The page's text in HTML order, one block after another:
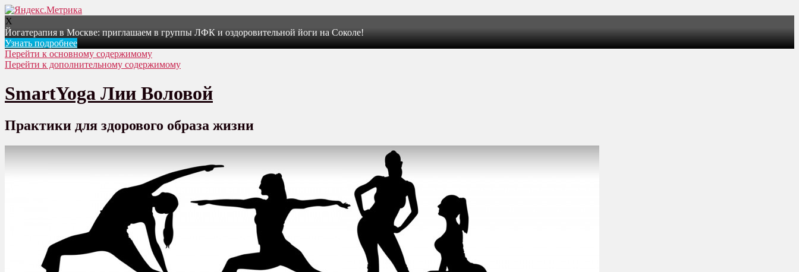
X
Йогатерапия в Москве: приглашаем в группы ЛФК и оздоровительной йоги на Соколе!
Узнать подробнее
Перейти к основному содержимому
Перейти к дополнительному содержимому
SmartYoga Лии Воловой
Практики для здорового образа жизни